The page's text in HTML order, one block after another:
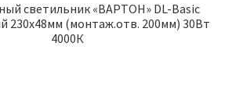
светильник «ВАРТОН» DL-Basic
230х48мм (монтаж.отв. 200мм) 30Вт
4000К